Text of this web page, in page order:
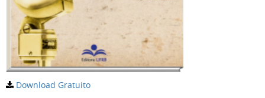
Download Gratuito